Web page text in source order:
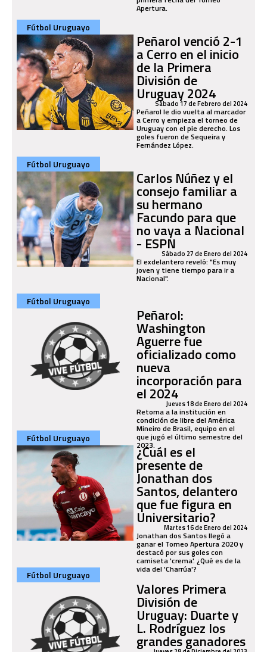
Apertura.
Fútbol Uruguayo
Peñarol venció 2-1
a Cerro en el inicio
de la Primera
División de
Uruguay 2024
Sábado 17 de Febrero del 2024
Peñarol le dio vuelta al marcador
a Cerro y empieza el torneo de
Uruguay con el pie derecho. Los
goles fueron de Sequeira y
Fernández López.
Fútbol Uruguayo
Carlos Núñez y el
consejo familiar a
su hermano
Facundo para que
no vaya a Nacional
- ESPNSábado 27 de Enero del 2024
El exdelantero reveló: "Es muy
joven y tiene tiempo para ir a
Nacional".
Fútbol Uruguayo
Peñarol:
Washington
Aguerre fue
oficializado como
nueva
incorporación para
el 2024Jueves 18 de Enero del 2024
Retorna a la institución en
condición de libre del América
Mineiro de Brasil, equipo en el
que jugó el último semestre del
2023.
Fútbol Uruguayo
¿Cuál es el
presente de
Jonathan dos
Santos, delantero
que fue figura en
Universitario?
Martes 16 de Enero del 2024
Jonathan dos Santos llegó a
ganar el Torneo Apertura 2020 y
destacó por sus goles con
camiseta 'crema'. ¿Qué es de la
vida del 'Charrúa'?
Fútbol Uruguayo
Valores Primera
División de
Uruguay: Duarte y
L. Rodríguez los
grandes ganadores